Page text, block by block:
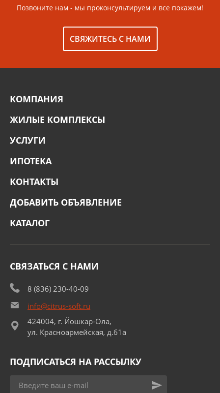
Позвоните нам - мы проконсультируем и все покажем!
СВЯЖИТЕСЬ С НАМИ
КОМПАНИЯ
ЖИЛЫЕ КОМПЛЕКСЫ
УСЛУГИ
ИПОТЕКА
КОНТАКТЫ
ДОБАВИТЬ ОБЪЯВЛЕНИЕ
КАТАЛОГ
СВЯЗАТЬСЯ С НАМИ
8 (836) 230-40-09
info@citrus-soft.ru
424004, г. Йошкар-Ола,
ул. Красноармейская, д.61а
ПОДПИСАТЬСЯ НА РАССЫЛКУ